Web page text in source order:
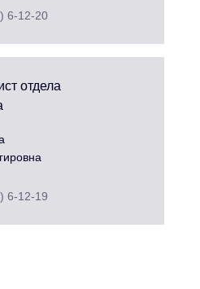
6-12-20
отдела
6-12-19